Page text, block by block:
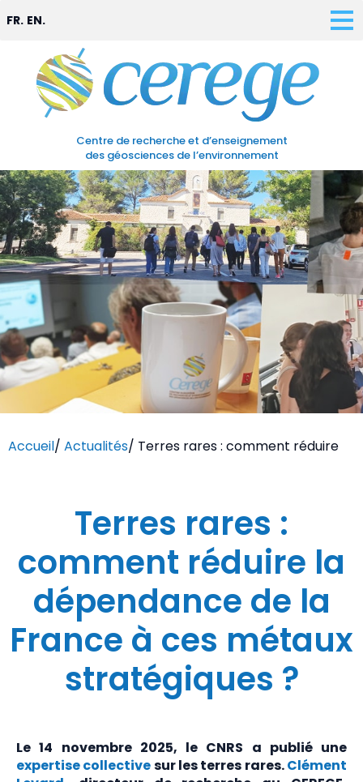
Centre de recherche et d’enseignement
des géosciences de l’environnement
FR. EN.
Accueil/ Actualités/ Terres rares : comment réduire
Terres rares :
comment réduire la
dépendance de la
France à ces métaux
stratégiques ?
Le 14 novembre 2025, le CNRS a publié une
expertise collectivesur les terres rares.Clément